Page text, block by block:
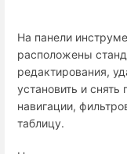
На панели
расположены
редактирования,
установить и
навигации,
таблицу.